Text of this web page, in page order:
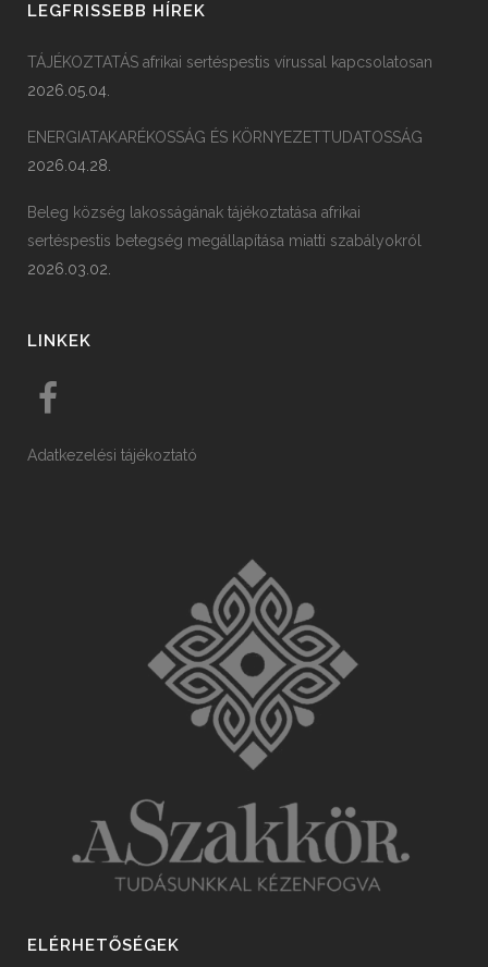
LEGFRISSEBB HÍREK
TÁJÉKOZTATÁS afrikai sertéspestis vírussal kapcsolatosan
2026.05.04.
ENERGIATAKARÉKOSSÁG ÉS KÖRNYEZETTUDATOSSÁG
2026.04.28.
Beleg község lakosságának tájékoztatása afrikai
sertéspestis betegség megállapítása miatti szabályokról
2026.03.02.
LINKEK
Adatkezelési tájékoztató
ELÉRHETŐSÉGEK